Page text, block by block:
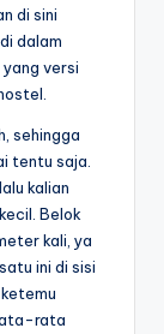
di sini
dalam
versi
sehingga
tentu saja.
kalian
Belok
kali, ya
ini di sisi
rata